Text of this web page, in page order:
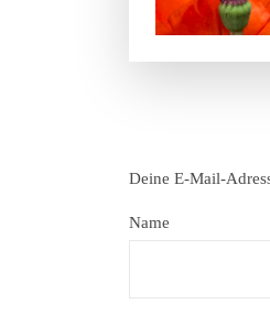
Deine E-Mail-
Name